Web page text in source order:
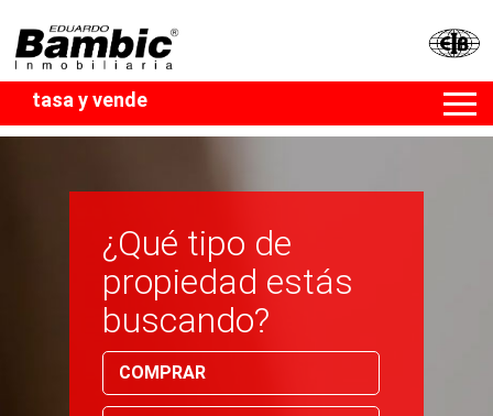
tasa y vende
¿Qué tipo de
propiedad estás
buscando?
COMPRAR